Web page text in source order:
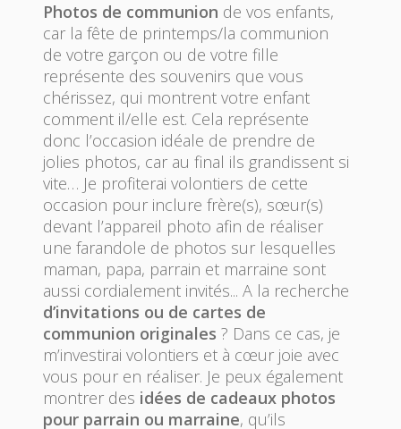
Photos de communion de vos enfants,
car la fête de printemps/la communion
de votre garçon ou de votre fille
représente des souvenirs que vous
chérissez, qui montrent votre enfant
comment il/elle est. Cela représente
donc l’occasion idéale de prendre de
jolies photos, car au final ils grandissent si
vite… Je profiterai volontiers de cette
occasion pour inclure frère(s), sœur(s)
devant l’appareil photo afin de réaliser
une farandole de photos sur lesquelles
maman, papa, parrain et marraine sont
aussi cordialement invités... A la recherche
d’invitations ou de cartes de
communion originales ? Dans ce cas, je
m’investirai volontiers et à cœur joie avec
vous pour en réaliser. Je peux également
montrer des idées de cadeaux photos
pour parrain ou marraine, qu’ils